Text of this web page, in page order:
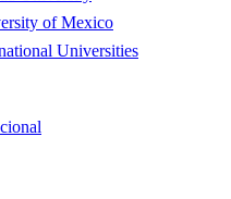
of Mexico
Universities